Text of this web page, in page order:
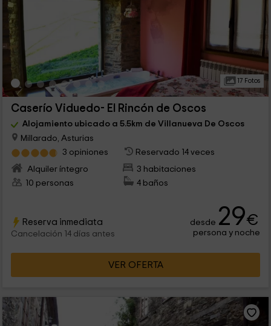
17 Fotos
Caserío Viduedo- El Rincón de Oscos
Alojamiento ubicado a 5.5km de Villanueva De Oscos
Millarado, Asturias
3 opiniones
Reservado 14 veces
Alquiler íntegro
3 habitaciones
10 personas
4 baños
Reserva inmediata
Cancelación 14 días antes
desde 29€
persona y noche
VER OFERTA